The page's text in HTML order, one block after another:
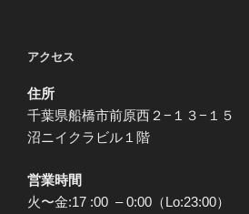
アクセス
住所
千葉県船橋市前原西２−
沼ニイクラビル１階
営業時間
火〜金:17 :00 – 0:00（Lo:23:00）